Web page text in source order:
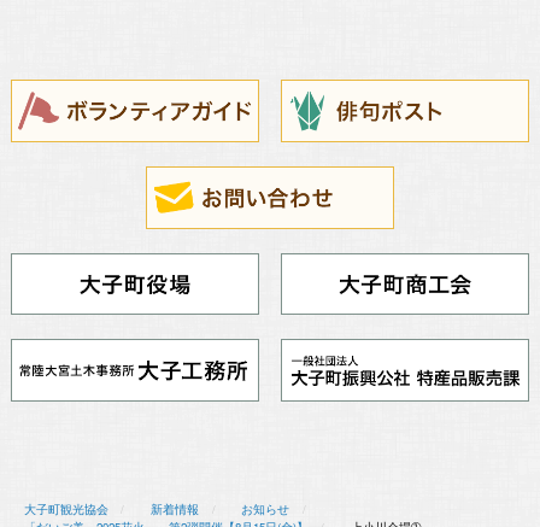
大子町観光協会 新着情報
お知らせ